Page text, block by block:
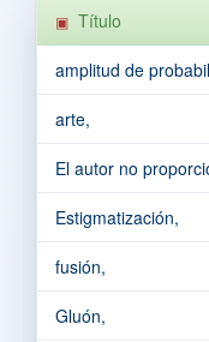
Título
amplitud de
arte,
El autor no
Estigmatización,
fusión,
Gluón,